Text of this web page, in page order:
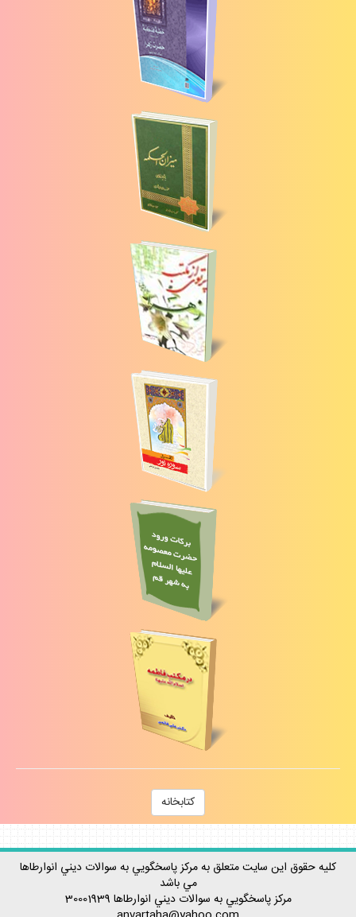
كتابخانه
كليه حقوق اين سايت متعلق به مركز پاسخگويي به سوالات ديني انوارطاها
مي باشد
مركز پاسخگويي به سوالات ديني انوارطاها 30001939